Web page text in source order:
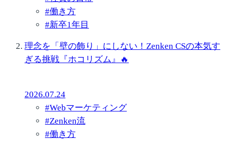
#働き方
#新卒1年目
理念を「壁の飾り」にしない！Zenken CSの本気す
ぎる挑戦『ホコリズム』🔥
2026.07.24
#Webマーケティング
#Zenken流
#働き方